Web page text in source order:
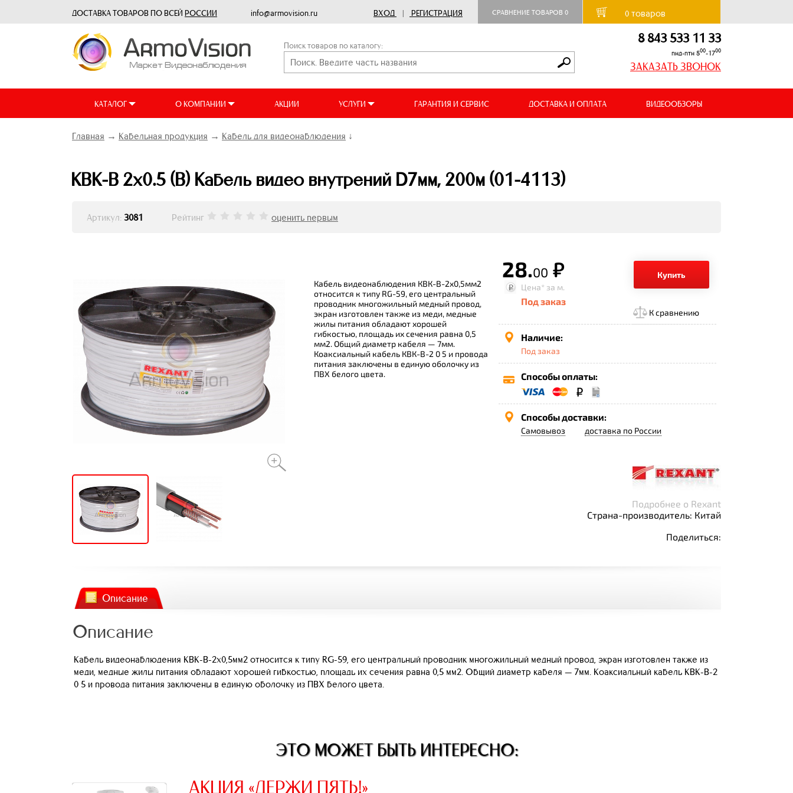
ДОСТАВКА ТОВАРОВ ПО ВСЕЙ РОССИИ info@armovision.ru ВХОД | РЕГИСТРАЦИЯ СРАВНЕНИЕ ТОВАРОВ 0 0товаров
Поиск товаров по каталогу: 8 843 533 11 33
пнд-птн 800-1700
ЗАКАЗАТЬ ЗВОНОК
КАТАЛОГ О КОМПАНИИ АКЦИИ УСЛУГИ ГАРАНТИЯ И СЕРВИС ДОСТАВКА И ОПЛАТА ВИДЕООБЗОРЫ
Главная → Кабельная продукция → Кабель для видеонаблюдения ↓
КВК-В 2х0.5 (В) Кабель видео внутрений D7мм, 200м (01-4113)
Артикул: 3081 Рейтинг оценить первым
Кабель видеонаблюдения КВК-В-2х0,5мм2
относится к типу RG-59, его центральный
проводник многожильный медный провод,
экран изготовлен также из меди, медные
жилы питания обладают хорошей
гибкостью, площадь их сечения равна 0,5
мм2. Общий диаметр кабеля — 7мм.
Коаксиальный кабель КВК-В-2 0 5 и провода
питания заключены в единую оболочку из
ПВХ белого цвета.
28.00 р.
Купить
Цена* за м.
Под заказ
К сравнению
Наличие:
Под заказ
Способы оплаты:
Способы доставки:
Самовывоз доставка по России
Подробнее о Rexant
Страна-производитель: Китай
Поделиться:
Описание
Описание
Кабель видеонаблюдения КВК-В-2х0,5мм2 относится к типу RG-59, его центральный проводник многожильный медный провод, экран изготовлен также из
меди, медные жилы питания обладают хорошей гибкостью, площадь их сечения равна 0,5 мм2. Общий диаметр кабеля — 7мм. Коаксиальный кабель КВК-В-2
0 5 и провода питания заключены в единую оболочку из ПВХ белого цвета.
ЭТО МОЖЕТ БЫТЬ ИНТЕРЕСНО:
АКЦИЯ «ДЕРЖИ ПЯТЬ!»